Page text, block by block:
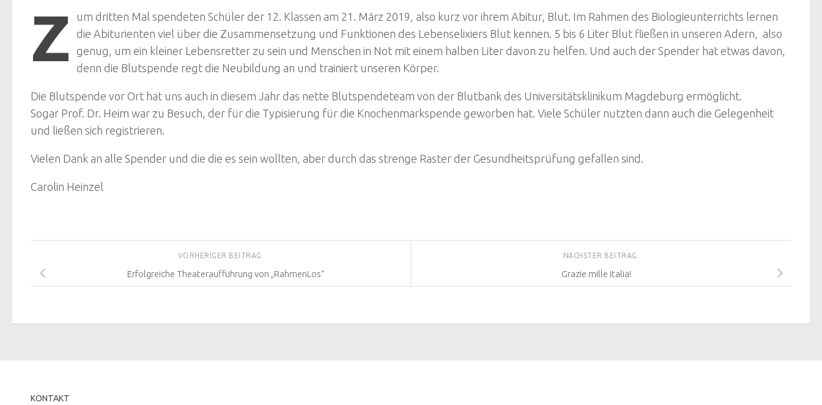
Z
um dritten Mal spendeten Schüler der 12. Klassen am 21. März 2019, also kurz vor ihrem Abitur, Blut. Im Rahmen des Biologieunterrichts lernen
die Abiturienten viel über die Zusammensetzung und Funktionen des Lebenselixiers Blut kennen. 5 bis 6 Liter Blut fließen in unseren Adern, also
genug, um ein kleiner Lebensretter zu sein und Menschen in Not mit einem halben Liter davon zu helfen. Und auch der Spender hat etwas davon,
denn die Blutspende regt die Neubildung an und trainiert unseren Körper.
Die Blutspende vor Ort hat uns auch in diesem Jahr das nette Blutspendeteam von der Blutbank des Universitätsklinikum Magdeburg ermöglicht.
Sogar Prof. Dr. Heim war zu Besuch, der für die Typisierung für die Knochenmarkspende geworben hat. Viele Schüler nutzten dann auch die Gelegenheit
und ließen sich registrieren.
Vielen Dank an alle Spender und die die es sein wollten, aber durch das strenge Raster der Gesundheitsprüfung gefallen sind.
Carolin Heinzel
NÄCHSTER BEITRAG
Grazie mille Italia!
VORHERIGER BEITRAG
Erfolgreiche Theateraufführung von „RahmenLos“
KONTAKT